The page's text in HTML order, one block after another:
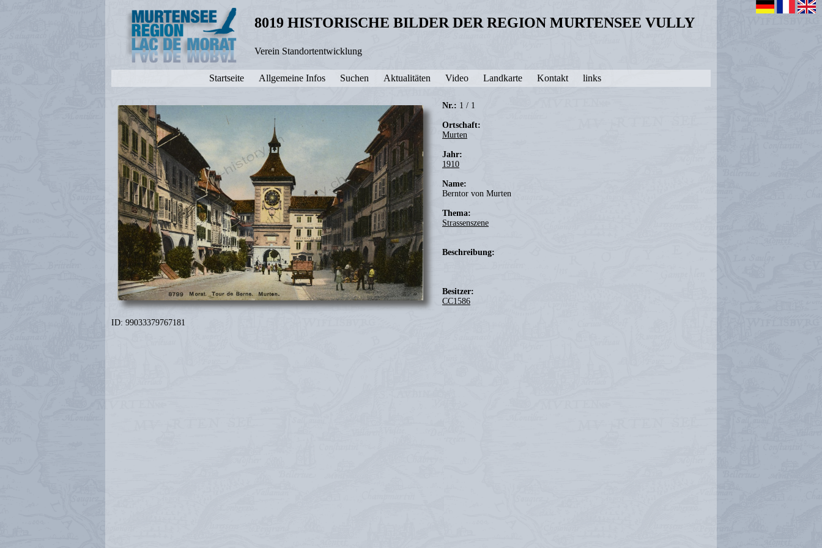
8019 HISTORISCHE BILDER DER REGION MURTENSEE VULLY
Verein Standortentwicklung
Startseite Allgemeine Infos Suchen Aktualitäten Video Landkarte Kontakt links
Nr.: 1 / 1
Ortschaft:
Murten
Jahr:
1910
Name:
Berntor von Murten
Thema:
Strassenszene
Beschreibung:
Besitzer:
CC1586
ID: 99033379767181